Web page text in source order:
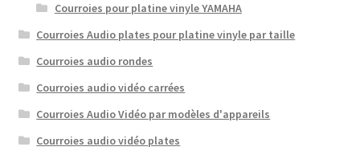
Courroies pour platine vinyle YAMAHA
Courroies Audio plates pour platine vinyle par taille
Courroies audio rondes
Courroies audio vidéo carrées
Courroies Audio Vidéo par modèles d'appareils
Courroies audio vidéo plates